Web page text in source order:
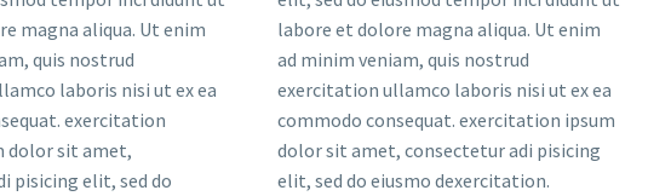
magna aliqua. Ut enim
quis nostrud
laboris nisi ut ex ea
exercitation
dolor sit amet,
pisicing elit, sed do
labore et dolore magna aliqua. Ut enim
ad minim veniam, quis nostrud
exercitation ullamco laboris nisi ut ex ea
commodo consequat. exercitation ipsum
dolor sit amet, consectetur adi pisicing
elit, sed do eiusmo dexercitation.